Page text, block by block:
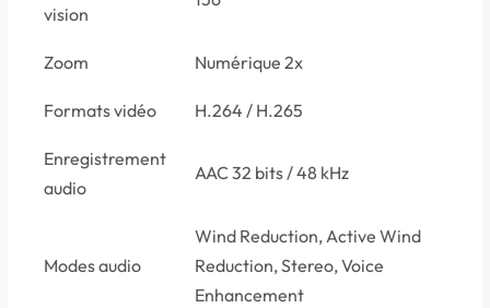
vision
Zoom Numérique 2x
Formats vidéo H.264 / H.265
Enregistrement
audio
AAC 32 bits / 48 kHz
Modes audio
Wind Reduction, Active Wind
Reduction, Stereo, Voice
Enhancement